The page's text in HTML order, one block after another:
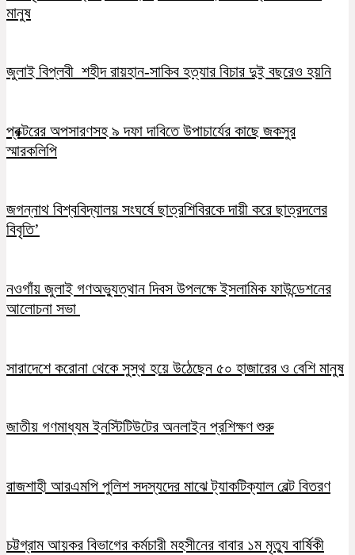
মানুষ
জুলাই বিপ্লবী শহীদ রায়হান-সাকিব হত্যার বিচার দুই বছরেও হয়নি
প্রক্টরের অপসারণসহ ৯ দফা দাবিতে উপাচার্যের কাছে জকসুর
স্মারকলিপি
জগন্নাথ বিশ্ববিদ্যালয় সংঘর্ষে ছাত্রশিবিরকে দায়ী করে ছাত্রদলের
বিবৃতি’
নওগাঁয় জুলাই গণঅভ্যুত্থান দিবস উপলক্ষে ইসলামিক ফাউন্ডেশনের
আলোচনা সভা
সারাদেশে করোনা থেকে সুস্থ হয়ে উঠেছেন ৫০ হাজারের ও বেশি মানুষ
জাতীয় গণমাধ্যম ইনস্টিটিউটের অনলাইন প্রশিক্ষণ শুরু
রাজশাহী আরএমপি পুলিশ সদস্যদের মাঝে ট্যাকটিক্যাল বেল্ট বিতরণ
চট্টগ্রাম আয়কর বিভাগের কর্মচারী মহসীনের বাবার ১ম মৃত্যু বার্ষিকী